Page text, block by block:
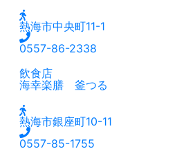
熱海市中央町11-1
0557-86-2338
飲食店
海幸楽膳 釜つる
熱海市銀座町10-11
0557-85-1755